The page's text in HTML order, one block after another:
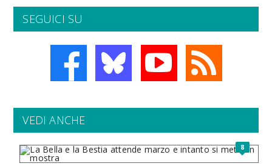
SEGUICI SU
VEDI ANCHE
8